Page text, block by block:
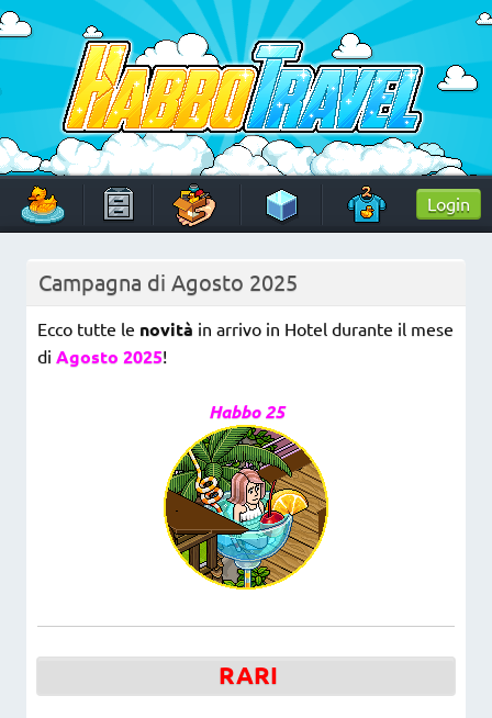
Skip
to
content
HabboTravel
Un viaggio di pixel!
Login
Campagna di Agosto 2025
Ecco tutte le novità in arrivo in Hotel durante il mese
di Agosto 2025!
Habbo 25
RARI